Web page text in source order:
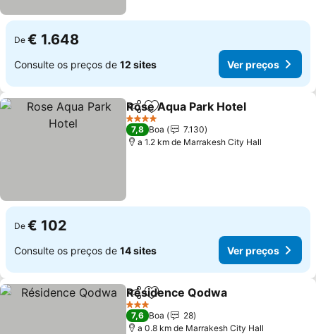
De € 1.648
Consulte os preços de 12 sites Ver preços
PartilharAdicionar aos favoritos
Rose Aqua Park Hotel
4 Estrelas
7,8 Boa
7.130
a 1.2 km de Marrakesh City Hall
De € 102
Consulte os preços de 14 sites Ver preços
PartilharAdicionar aos favoritos
Résidence Qodwa
3 Estrelas
7,6 Boa
28
a 0.8 km de Marrakesh City Hall